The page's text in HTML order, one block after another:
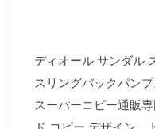
ディオール サンダル
スリングバックパンプ
スーパーコピー通販